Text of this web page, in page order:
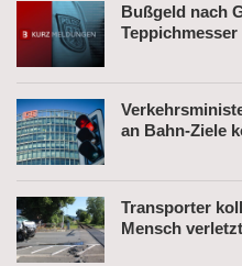
Bußgeld nach
an Bahn-Ziele
Transporter
Mensch verletzt